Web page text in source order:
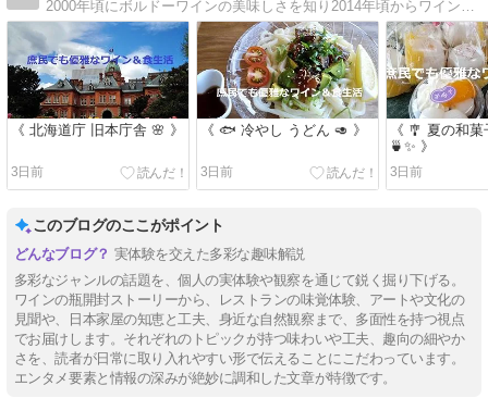
《 北海道庁 旧本庁舎 🌸 》
3日前
《 🐟 冷やし うどん 🥑 》
3日前
《 🎐 夏の和
🍵✨ 》
3日前
このブログのここがポイント
実体験を交えた多彩な趣味解説
多彩なジャンルの話題を、個人の実体験や観察を通じて鋭く掘り下げる。
ワインの瓶開封ストーリーから、レストランの味覚体験、アートや文化の
見聞や、日本家屋の知恵と工夫、身近な自然観察まで、多面性を持つ視点
でお届けします。それぞれのトピックが持つ味わいや工夫、趣向の細やか
さを、読者が日常に取り入れやすい形で伝えることにこだわっています。
エンタメ要素と情報の深みが絶妙に調和した文章が特徴です。